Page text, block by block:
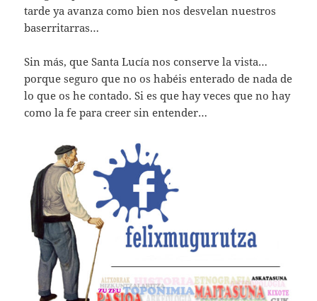
tarde ya avanza como bien nos desvelan nuestros
baserritarras…
Sin más, que Santa Lucía nos conserve la vista…
porque seguro que no os habéis enterado de nada de
lo que os he contado. Si es que hay veces que no hay
como la fe para creer sin entender…